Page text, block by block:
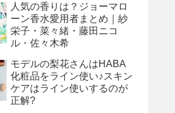
人気の香りは？ジョーマロ
ーン香水愛用者まとめ｜紗
栄子・菜々緒・藤田ニコ
ル・佐々木希
モデルの梨花さんはHABA
化粧品をライン使い♪スキン
ケアはライン使いするのが
正解?